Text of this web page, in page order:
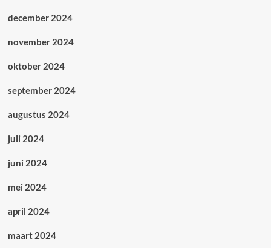
december 2024
november 2024
oktober 2024
september 2024
augustus 2024
juli 2024
juni 2024
mei 2024
april 2024
maart 2024